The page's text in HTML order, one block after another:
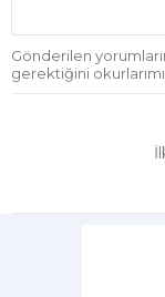
Gönderilen
gerektiğini